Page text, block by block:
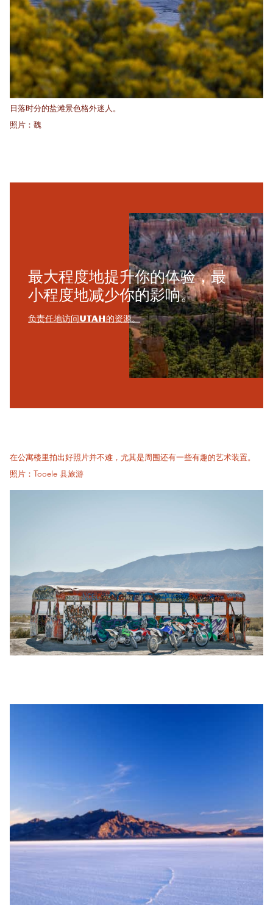
日落时分的盐滩景色格外迷人。
照片：魏
最大程度地提升你的体验，最
小程度地减少你的影响。
负责任地访问Utah的资源。
在公寓楼里拍出好照片并不难，尤其是周围还有一些有趣的艺术装置。
照片：Tooele 县旅游